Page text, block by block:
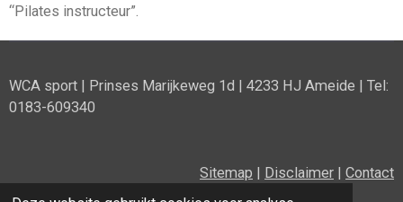
“Pilates instructeur”.
WCA sport | Prinses Marijkeweg 1d | 4233 HJ Ameide | Tel:
0183-609340
Sitemap | Disclaimer | Contact